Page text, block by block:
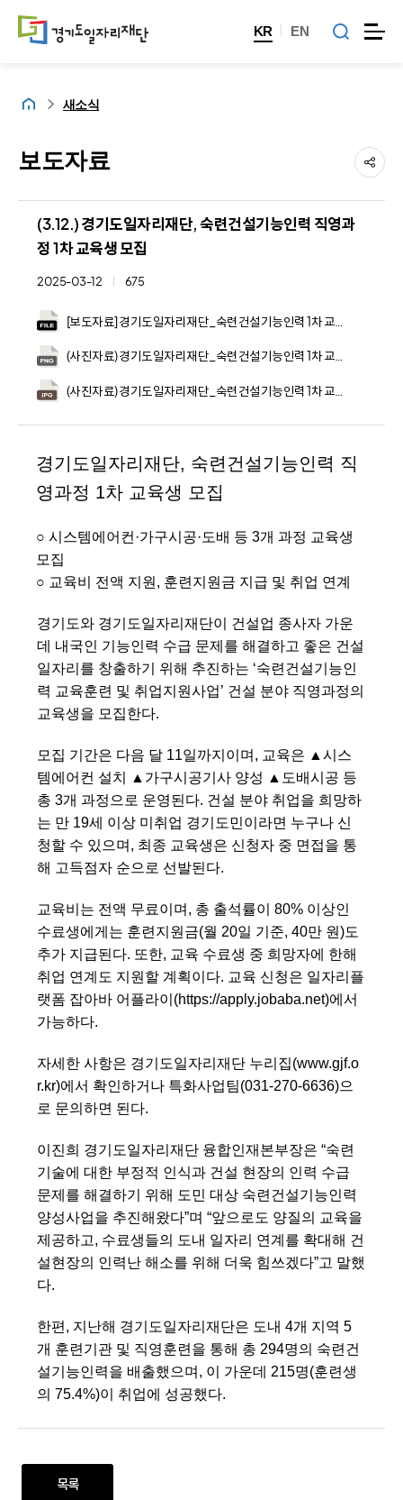
KR EN
홈 새소식
보도자료
(3.12.) 경기도일자리재단, 숙련건설기능인력 직영과
정 1차 교육생 모집
2025-03-12 675
경기도일자리재단, 숙련건설기능인력 직
영과정 1차 교육생 모집
○ 시스템에어컨·가구시공·도배 등 3개 과정 교육생
모집
○ 교육비 전액 지원, 훈련지원금 지급 및 취업 연계
경기도와 경기도일자리재단이 건설업 종사자 가운
데 내국인 기능인력 수급 문제를 해결하고 좋은 건설
일자리를 창출하기 위해 추진하는 ‘숙련건설기능인
력 교육훈련 및 취업지원사업’ 건설 분야 직영과정의
교육생을 모집한다.
모집 기간은 다음 달 11일까지이며, 교육은 ▲시스
템에어컨 설치 ▲가구시공기사 양성 ▲도배시공 등
총 3개 과정으로 운영된다. 건설 분야 취업을 희망하
는 만 19세 이상 미취업 경기도민이라면 누구나 신
청할 수 있으며, 최종 교육생은 신청자 중 면접을 통
해 고득점자 순으로 선발된다.
교육비는 전액 무료이며, 총 출석률이 80% 이상인
수료생에게는 훈련지원금(월 20일 기준, 40만 원)도
추가 지급된다. 또한, 교육 수료생 중 희망자에 한해
취업 연계도 지원할 계획이다. 교육 신청은 일자리플
랫폼 잡아바 어플라이(https://apply.jobaba.net)에서
가능하다.
자세한 사항은 경기도일자리재단 누리집(www.gjf.o
r.kr)에서 확인하거나 특화사업팀(031-270-6636)으
로 문의하면 된다.
이진희 경기도일자리재단 융합인재본부장은 “숙련
기술에 대한 부정적 인식과 건설 현장의 인력 수급
문제를 해결하기 위해 도민 대상 숙련건설기능인력
양성사업을 추진해왔다”며 “앞으로도 양질의 교육을
제공하고, 수료생들의 도내 일자리 연계를 확대해 건
설현장의 인력난 해소를 위해 더욱 힘쓰겠다”고 말했
다.
한편, 지난해 경기도일자리재단은 도내 4개 지역 5
개 훈련기관 및 직영훈련을 통해 총 294명의 숙련건
설기능인력을 배출했으며, 이 가운데 215명(훈련생
의 75.4%)이 취업에 성공했다.
목록